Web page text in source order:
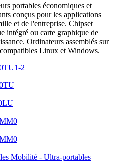
portables économiques et
conçus pour les applications
et de l'entreprise. Chipset
intégré ou carte graphique de
Ordinateurs assemblés sur
Linux et Windows.
2